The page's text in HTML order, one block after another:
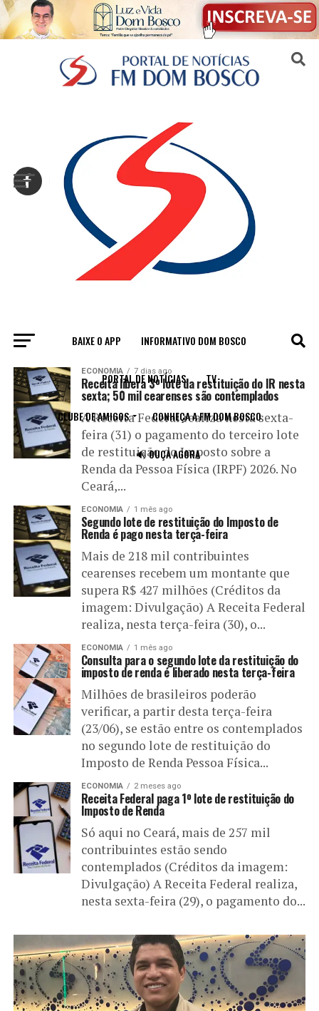
BAIXE O APP INFORMATIVO DOM BOSCO
PORTAL DE NOTÍCIAS TV
CLUBE DE AMIGOS CONHEÇA A FM DOM BOSCO
🔊 OUÇA AGORA
All posts tagged "Imposto de renda"
ECONOMIA 7 dias ago
Receita libera 3º lote da restituição do IR nesta
sexta; 50 mil cearenses são contemplados
A Receita Federal realiza nesta sexta-
feira (31) o pagamento do terceiro lote
de restituição do Imposto sobre a
Renda da Pessoa Física (IRPF) 2026. No
Ceará,...
ECONOMIA 1 mês ago
Segundo lote de restituição do Imposto de
Renda é pago nesta terça-feira
Mais de 218 mil contribuintes
cearenses recebem um montante que
supera R$ 427 milhões (Créditos da
imagem: Divulgação) A Receita Federal
realiza, nesta terça-feira (30), o...
ECONOMIA 1 mês ago
Consulta para o segundo lote da restituição do
imposto de renda é liberado nesta terça-feira
Milhões de brasileiros poderão
verificar, a partir desta terça-feira
(23/06), se estão entre os contemplados
no segundo lote de restituição do
Imposto de Renda Pessoa Física...
ECONOMIA 2 meses ago
Receita Federal paga 1º lote de restituição do
Imposto de Renda
Só aqui no Ceará, mais de 257 mil
contribuintes estão sendo
contemplados (Créditos da imagem:
Divulgação) A Receita Federal realiza,
nesta sexta-feira (29), o pagamento do...
Sair da versão mobile